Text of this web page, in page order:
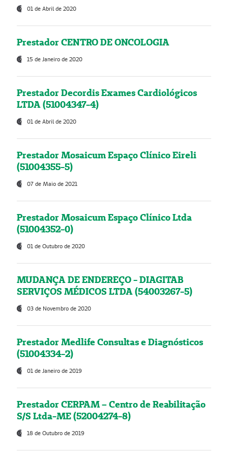
01 de Abril de 2020
Prestador CENTRO DE ONCOLOGIA
15 de Janeiro de 2020
Prestador Decordis Exames Cardiológicos
LTDA (51004347-4)
01 de Abril de 2020
Prestador Mosaicum Espaço Clínico Eireli
(51004355-5)
07 de Maio de 2021
Prestador Mosaicum Espaço Clínico Ltda
(51004352-0)
01 de Outubro de 2020
MUDANÇA DE ENDEREÇO - DIAGITAB
SERVIÇOS MÉDICOS LTDA (54003267-5)
03 de Novembro de 2020
Prestador Medlife Consultas e Diagnósticos
(51004334-2)
01 de Janeiro de 2019
Prestador CERPAM – Centro de Reabilitação
S/S Ltda-ME (52004274-8)
18 de Outubro de 2019